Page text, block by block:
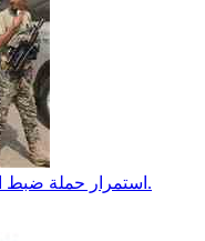
استمرار حملة ضبط المحال التجارية المخالفة بمديرية البريقة.